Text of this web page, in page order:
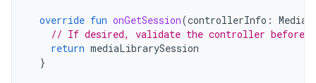
override fun onGetSession(controllerInfo :
// If desired, validate the controller before
return mediaLibrarySession
}